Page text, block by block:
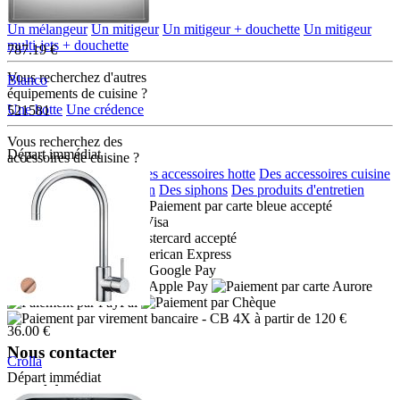
787.19 €
Blanco
521581
Départ immédiat
36.00 €
Crolla
7780VR
Départ immédiat
une robinetterie ?
Un mélangeur Un mitigeur Un mitigeur + douchette Un mitigeur
multi-jets + douchette
Vous recherchez d'autres
équipements de cuisine ?
Une hotte Une crédence
Vous recherchez des
accéssoires de cuisine ?
Des accessoires eviers
Des accessoires hotte Des accessoires cuisine
Des distributeurs de savon Des siphons Des produits d'entretien
Moyens de paiement :
- CB 4X à partir de 120 €
Nous contacter
Adresse: